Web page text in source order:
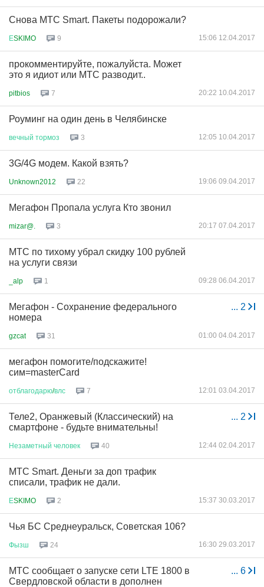
Снова МТС Smart. Пакеты подорожали?
ЕSKIMO 9 15:06 12.04.2017
прокомментируйте, пожалуйста. Может
это я идиот или МТС разводит..
pitbios 7 20:22 10.04.2017
Роуминг на один день в Челябинске
вечный тормоз 3 12:05 10.04.2017
3G/4G модем. Какой взять?
Unknown2012 22 19:06 09.04.2017
Мегафон Пропала услуга Кто звонил
mizar@. 3 20:17 07.04.2017
МТС по тихому убрал скидку 100 рублей
на услуги связи
_alp 1 09:28 06.04.2017
... 2
Мегафон - Сохранение федерального
номера
gzcat 31 01:00 04.04.2017
мегафон помогите/подскажите!
сим=masterCard
отблагодарю/влс 7 12:01 03.04.2017
... 2
Теле2, Оранжевый (Классический) на
смартфоне - будьте внимательны!
Незаметный человек 40 12:44 02.04.2017
МТС Smart. Деньги за доп трафик
списали, трафик не дали.
ЕSKIMO 2 15:37 30.03.2017
Чья БС Среднеуральск, Советская 106?
Фызш 24 16:30 29.03.2017
... 6
МТС сообщает о запуске сети LTE 1800 в
Свердловской области в дополнен